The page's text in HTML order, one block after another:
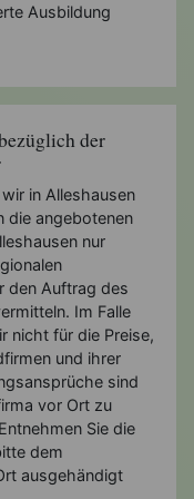
Ausbildung
der
in Alleshausen
die angebotenen
nur
den Auftrag des
Im Falle
nicht für die Preise,
und ihrer
sind
vor Ort zu
Sie die
dem
ausgehändigt